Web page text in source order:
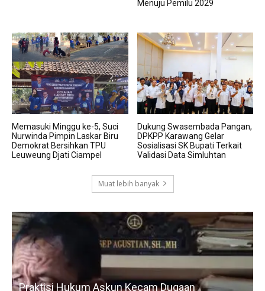
Menuju Pemilu 2029
Memasuki Minggu ke-5, Suci
Nurwinda Pimpin Laskar Biru
Demokrat Bersihkan TPU
Leuweung Djati Ciampel
Dukung Swasembada Pangan,
DPKPP Karawang Gelar
Sosialisasi SK Bupati Terkait
Validasi Data Simluhtan
Muat lebih banyak
Praktisi Hukum Askun Kecam Dugaan